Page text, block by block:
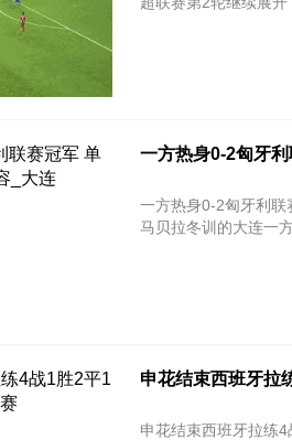
一方热身0-2匈牙
一方热身0-2匈牙利
马贝拉冬训的大连一
申花结束西班牙拉
申花结束西班牙拉练